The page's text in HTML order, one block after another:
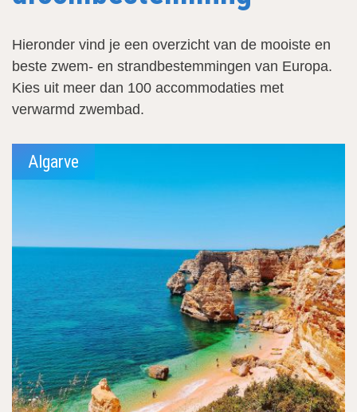
Hieronder vind je een overzicht van de mooiste en
beste zwem- en strandbestemmingen van Europa.
Kies uit meer dan 100 accommodaties met
verwarmd zwembad.
Algarve